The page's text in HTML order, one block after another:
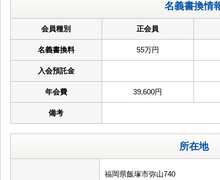
名義書換情
会員種別 正会員
名義書換料 55万円
入会預託金
年会費 39,600円
備考
所在地
福岡県飯塚市弥山740